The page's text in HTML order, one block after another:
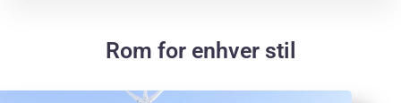
Rom for enhver stil